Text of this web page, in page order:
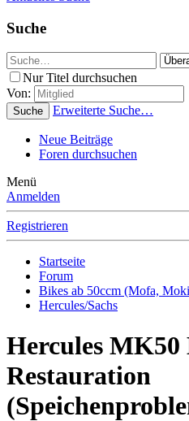
Suche
Nur Titel durchsuchen
Von:
Suche Erweiterte Suche…
Neue Beiträge
Foren durchsuchen
Menü
Anmelden
Registrieren
Startseite
Forum
Bikes ab 50ccm (Mofa,
Hercules/Sachs
Hercules MK50
Restauration